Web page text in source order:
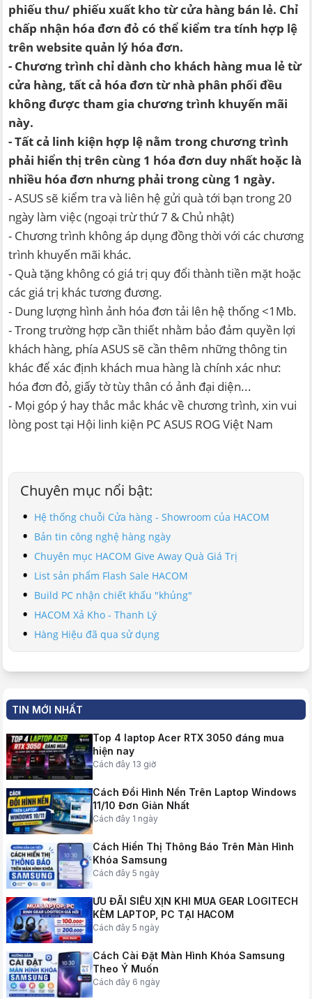
phiếu thu/ phiếu xuất kho từ cửa hàng bán lẻ. Chỉ
chấp nhận hóa đơn đỏ có thể kiểm tra tính hợp lệ
trên website quản lý hóa đơn.
- Chương trình chỉ dành cho khách hàng mua lẻ từ
cửa hàng, tất cả hóa đơn từ nhà phân phối đều
không được tham gia chương trình khuyến mãi
này.
- Tất cả linh kiện hợp lệ nằm trong chương trình
phải hiển thị trên cùng 1 hóa đơn duy nhất hoặc là
nhiều hóa đơn nhưng phải trong cùng 1 ngày.
- ASUS sẽ kiểm tra và liên hệ gửi quà tới bạn trong 20
ngày làm việc (ngoại trừ thứ 7 & Chủ nhật)
- Chương trình không áp dụng đồng thời với các chương
trình khuyến mãi khác.
- Quà tặng không có giá trị quy đổi thành tiền mặt hoặc
các giá trị khác tương đương.
- Dung lượng hình ảnh hóa đơn tải lên hệ thống <1Mb.
- Trong trường hợp cần thiết nhằm bảo đảm quyền lợi
khách hàng, phía ASUS sẽ cần thêm những thông tin
khác để xác định khách mua hàng là chính xác như:
hóa đơn đỏ, giấy tờ tùy thân có ảnh đại diện...
- Mọi góp ý hay thắc mắc khác về chương trình, xin vui
lòng post tại Hội linh kiện PC ASUS ROG Việt Nam
Chuyên mục nổi bật:
Hệ thống chuỗi Cửa hàng - Showroom của HACOM
Bản tin công nghệ hàng ngày
Chuyên mục HACOM Give Away Quà Giá Trị
List sản phẩm Flash Sale HACOM
Build PC nhận chiết khấu "khủng"
HACOM Xả Kho - Thanh Lý
Hàng Hiệu đã qua sử dụng
TIN MỚI NHẤT
Top 4 laptop Acer RTX 3050 đáng mua
hiện nay
Cách đây 13 giờ
Cách Đổi Hình Nền Trên Laptop Windows
11/10 Đơn Giản Nhất
Cách đây 1 ngày
Cách Hiển Thị Thông Báo Trên Màn Hình
Khóa Samsung
Cách đây 5 ngày
ƯU ĐÃI SIÊU XỊN KHI MUA GEAR LOGITECH
KÈM LAPTOP, PC TẠI HACOM
Cách đây 5 ngày
Cách Cài Đặt Màn Hình Khóa Samsung
Theo Ý Muốn
Cách đây 6 ngày